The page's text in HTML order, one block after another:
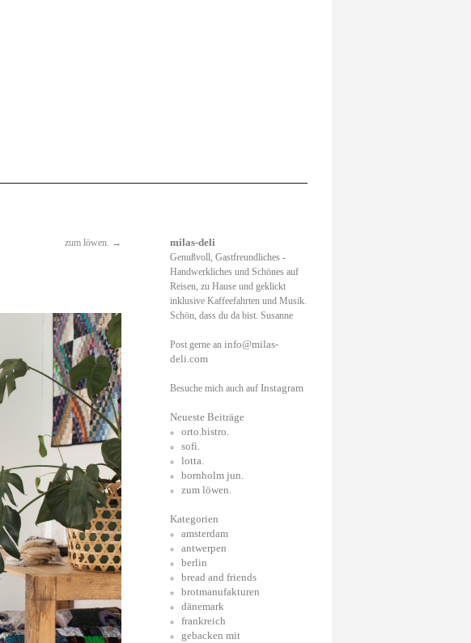
zum löwen. →
milas-deli
Genußvoll, Gastfreundliches -
Handwerkliches und Schönes auf
Reisen, zu Hause und geklickt
inklusive Kaffeefahrten und Musik.
Schön, dass du da bist. Susanne
Post gerne an info@milas-
deli.com
Besuche mich auch auf Instagram
Neueste Beiträge
orto.bistro.
sofi.
lotta.
bornholm jun.
zum löwen.
Kategorien
amsterdam
antwerpen
berlin
bread and friends
brotmanufakturen
dänemark
frankreich
gebacken mit